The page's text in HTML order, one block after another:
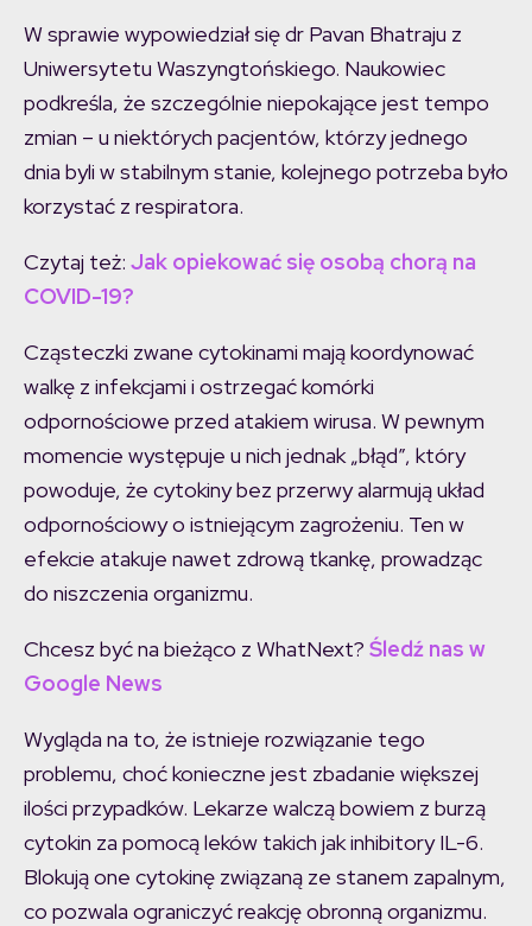
W sprawie wypowiedział się dr Pavan Bhatraju z
Uniwersytetu Waszyngtońskiego. Naukowiec
podkreśla, że szczególnie niepokające jest tempo
zmian – u niektórych pacjentów, którzy jednego
dnia byli w stabilnym stanie, kolejnego potrzeba było
korzystać z respiratora.
Czytaj też: Jak opiekować się osobą chorą na
COVID-19?
Cząsteczki zwane cytokinami mają koordynować
walkę z infekcjami i ostrzegać komórki
odpornościowe przed atakiem wirusa. W pewnym
momencie występuje u nich jednak „błąd”, który
powoduje, że cytokiny bez przerwy alarmują układ
odpornościowy o istniejącym zagrożeniu. Ten w
efekcie atakuje nawet zdrową tkankę, prowadząc
do niszczenia organizmu.
Chcesz być na bieżąco z WhatNext? Śledź nas w
Google News
Wygląda na to, że istnieje rozwiązanie tego
problemu, choć konieczne jest zbadanie większej
ilości przypadków. Lekarze walczą bowiem z burzą
cytokin za pomocą leków takich jak inhibitory IL-6.
Blokują one cytokinę związaną ze stanem zapalnym,
co pozwala ograniczyć reakcję obronną organizmu.